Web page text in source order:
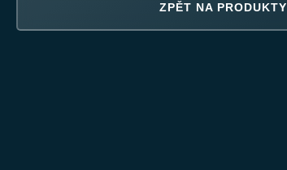
ZPĚT NA PRODUKTY